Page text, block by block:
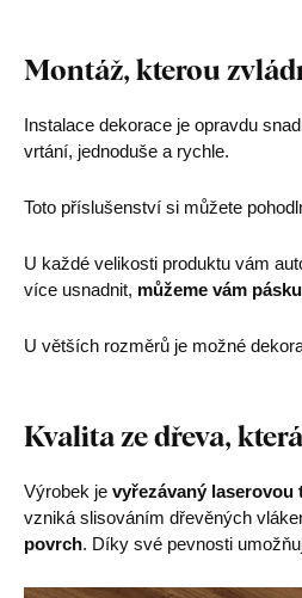
Montáž, kterou
Instalace dekorace je opravdu
vrtání, jednoduše a rychle.
Toto příslušenství si můžete
U každé velikosti produktu vám
více usnadnit, můžeme vám
U větších rozměrů je možné
Kvalita ze dřeva,
Výrobek je vyřezávaný laserovou
vzniká slisováním dřevěných
povrch. Díky své pevnosti